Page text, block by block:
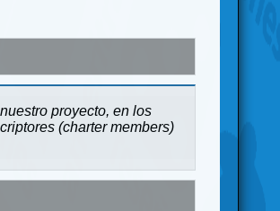
proyecto, en los
(charter members)